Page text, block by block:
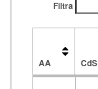
Filtra
AA CdS